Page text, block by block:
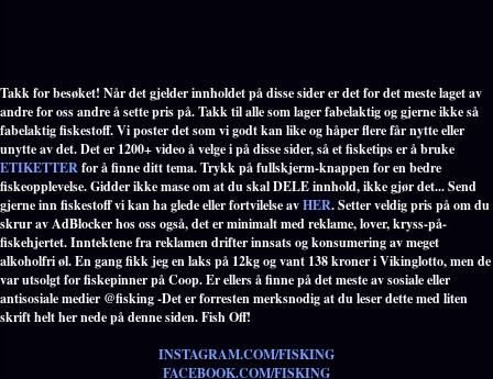
Takk for besøket! Når det gjelder innholdet på disse sider er det for det meste laget av
andre for oss andre å sette pris på. Takk til alle som lager fabelaktig og gjerne ikke så
fabelaktig fiskestoff. Vi poster det som vi godt kan like og håper flere får nytte eller
unytte av det. Det er 1200+ video å velge i på disse sider, så et fisketips er å bruke
ETIKETTERfor å finne ditt tema. Trykk på fullskjerm-knappen for en bedre
fiskeopplevelse. Gidder ikke mase om at du skal DELE innhold, ikke gjør det... Send
gjerne inn fiskestoff vi kan ha glede eller fortvilelse avHER. Setter veldig pris på om du
skrur av AdBlocker hos oss også, det er minimalt med reklame, lover, kryss-på-
fiskehjertet. Inntektene fra reklamen drifter innsats og konsumering av meget
alkoholfri øl. En gang fikk jeg en laks på 12kg og vant 138 kroner i Vikinglotto, men de
var utsolgt for fiskepinner på Coop. Er ellers å finne på det meste av sosiale eller
antisosiale medier @fisking -Det er forresten merksnodig at du leser dette med liten
skrift helt her nede på denne siden. Fish Off!
INSTAGRAM.COM/FISKING
FACEBOOK.COM/FISKING